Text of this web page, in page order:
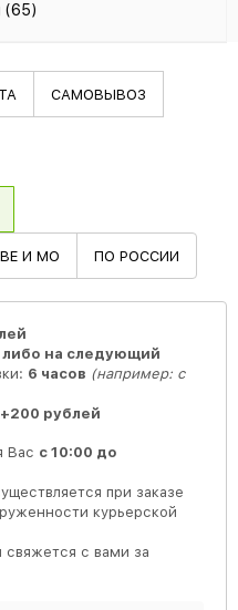
(65)
САМОВЫВОЗ
И МО ПО РОССИИ
либо на следующий
6 часов (например: с
+200 рублей
Вас с 10:00 до
при заказе
курьерской
с вами за